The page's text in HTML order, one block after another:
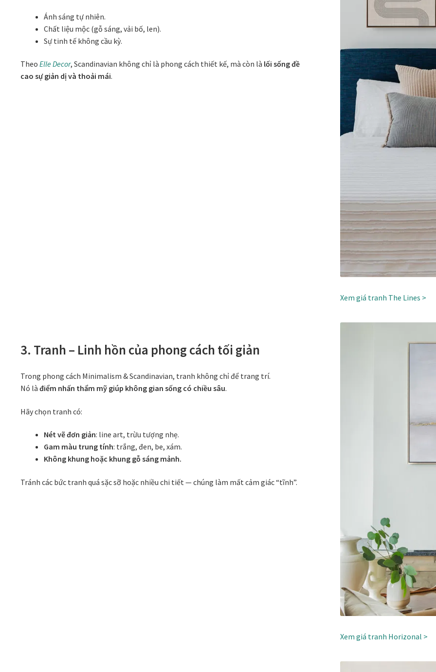
Ánh sáng tự nhiên.
Chất liệu mộc (gỗ sáng, vải bố, len).
Sự tinh tế không cầu kỳ.
Theo Elle Decor, Scandinavian không chỉ là phong cách thiết kế, mà còn là lối sống đề
cao sự giản dị và thoải mái.
Xem giá tranh The Lines >
3. Tranh – Linh hồn của phong cách tối giản
Trong phong cách Minimalism & Scandinavian, tranh không chỉ để trang trí.
Nó là điểm nhấn thẩm mỹ giúp không gian sống có chiều sâu.
Hãy chọn tranh có:
Nét vẽ đơn giản: line art, trừu tượng nhẹ.
Gam màu trung tính: trắng, đen, be, xám.
Không khung hoặc khung gỗ sáng mảnh.
Tránh các bức tranh quá sặc sỡ hoặc nhiều chi tiết — chúng làm mất cảm giác “tĩnh”.
Xem giá tranh Horizonal >